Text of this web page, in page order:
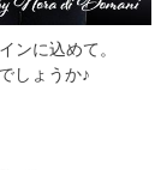
ンに込めて。
しょうか♪